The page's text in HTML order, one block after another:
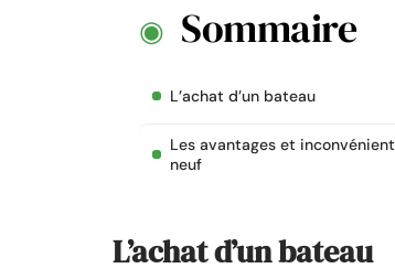
Sommaire
L’achat d’un bateau
Les avantages et
neuf
L’achat d’un bateau